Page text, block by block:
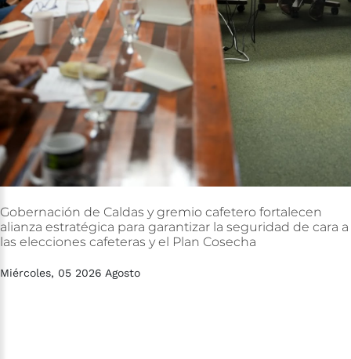
Gobernación de Caldas y gremio cafetero fortalecen
alianza estratégica para garantizar la seguridad de cara a
las elecciones cafeteras y el Plan Cosecha
Miércoles, 05 2026 Agosto